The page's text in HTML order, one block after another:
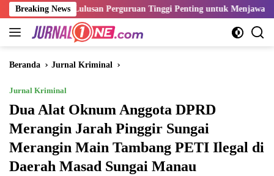
Langsung
ke
konten
Breaking News
Lulusan Perguruan Tinggi Penting untuk Menjawab Kebutuhan
Beranda Jurnal Kriminal
Jurnal Kriminal
Dua Alat Oknum Anggota DPRD
Merangin Jarah Pinggir Sungai
Merangin Main Tambang PETI Ilegal di
Daerah Masad Sungai Manau